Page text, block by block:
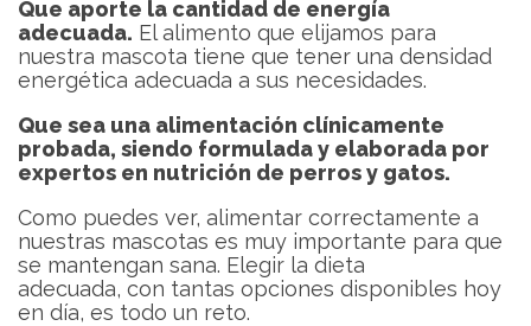
Que aporte la cantidad de energía
adecuada. El alimento que elijamos para
nuestra mascota tiene que tener una densidad
energética adecuada a sus necesidades.
Que sea una alimentación clínicamente
probada, siendo formulada y elaborada por
expertos en nutrición de perros y gatos.
Como puedes ver, alimentar correctamente a
nuestras mascotas es muy importante para que
se mantengan sana. Elegir la dieta
adecuada, con tantas opciones disponibles hoy
en día, es todo un reto.